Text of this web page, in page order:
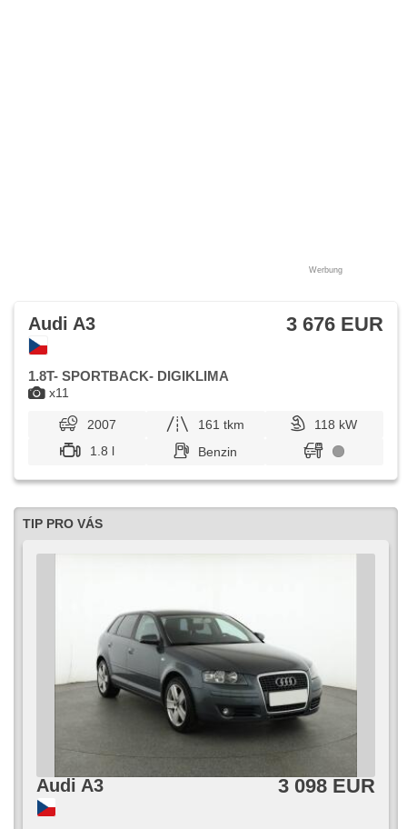
Werbung
x11
Audi A3 3 676 EUR
1.8T- SPORTBACK- DIGIKLIMA
2007 161 tkm
118 kW
1.8 l
Benzin
TIP PRO VÁS
Audi A3 3 098 EUR